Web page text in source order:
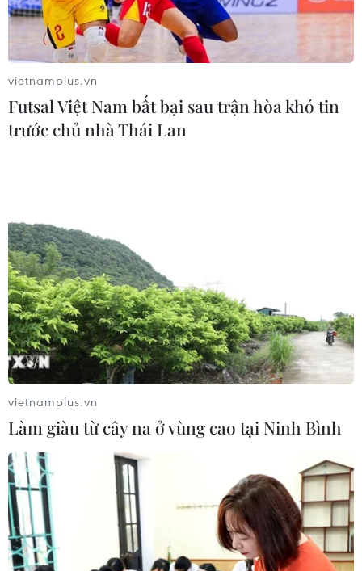
vietnamplus.vn
Futsal Việt Nam bất bại sau trận hòa khó tin
trước chủ nhà Thái Lan
vietnamplus.vn
Làm giàu từ cây na ở vùng cao tại Ninh Bình